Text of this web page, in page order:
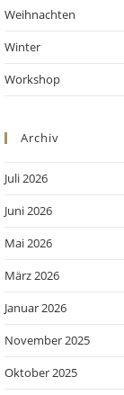
Weihnachten
Winter
Workshop
Archiv
Juli 2026
Juni 2026
Mai 2026
März 2026
Januar 2026
November 2025
Oktober 2025